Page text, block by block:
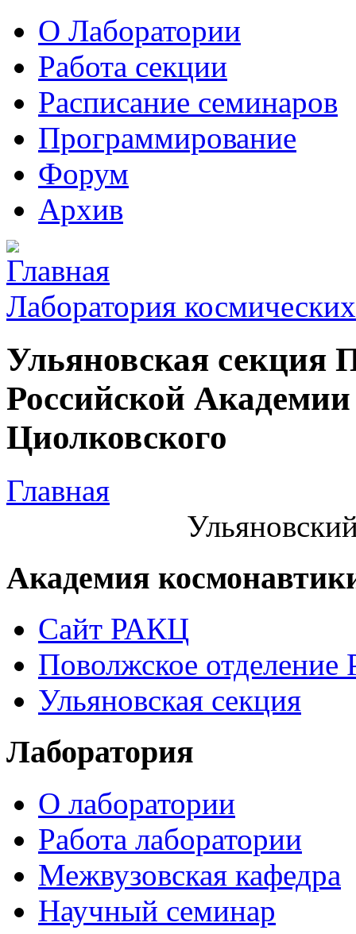
О Лаборатории
Работа секции
Расписание семинаров
Программирование
Форум
Архив
Лаборатория
Ульяновская секция
Российской
Циолковского
Главная
Академия
Сайт РАКЦ
Поволжское
Ульяновская секция
Лаборатория
О лаборатории
Работа лаборатории
Межвузовская кафедра
Научный семинар